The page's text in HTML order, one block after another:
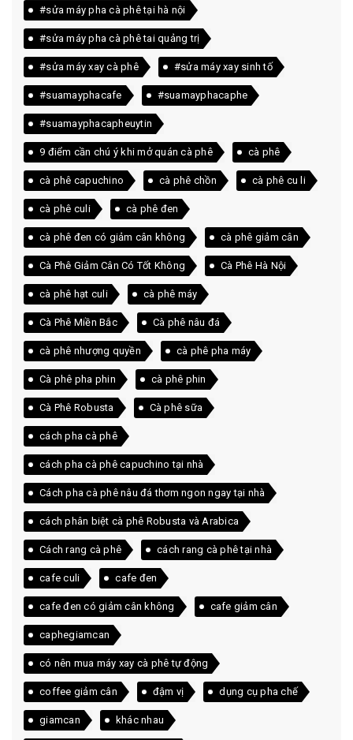
#sửa máy pha cà phê tại hà nội
#sửa máy pha cà phê tai quảng trị
#sửa máy xay cà phê #sửa máy xay sinh tố
#suamayphacafe #suamayphacaphe
#suamayphacapheuytin
9 điểm cần chú ý khi mở quán cà phê cà phê
cà phê capuchino cà phê chồn cà phê cu li
cà phê culi cà phê đen
cà phê đen có giảm cân không cà phê giảm cân
Cà Phê Giảm Cân Có Tốt Không Cà Phê Hà Nội
cà phê hạt culi cà phê máy
Cà Phê Miền Bắc Cà phê nâu đá
cà phê nhượng quyền cà phê pha máy
Cà phê pha phin cà phê phin
Cà Phê Robusta Cà phê sữa
cách pha cà phê
cách pha cà phê capuchino tại nhà
Cách pha cà phê nâu đá thơm ngon ngay tại nhà
cách phân biệt cà phê Robusta và Arabica
Cách rang cà phê cách rang cà phê tại nhà
cafe culi cafe đen
cafe đen có giảm cân không cafe giảm cân
caphegiamcan
có nên mua máy xay cà phê tự động
coffee giảm cân đậm vị dụng cụ pha chế
giamcan khác nhau